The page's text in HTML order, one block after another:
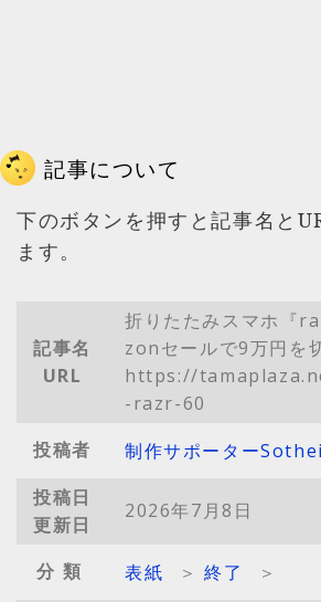
記事について
下のボタンを押すと記事名と
ます。
記事名
URL
折りたたみスマホ『
zonセールで9万円を
https://
-razr-60
投稿者
制作サポーターSothei
投稿日
更新日
2026年7月8日
分類 表紙 ＞終了 ＞